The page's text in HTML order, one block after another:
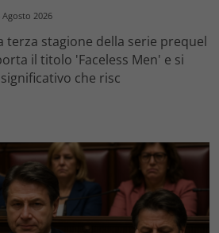
Agosto 2026
terza stagione della serie prequel
il titolo 'Faceless Men' e si
che risc